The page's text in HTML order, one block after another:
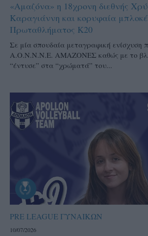
«Αμαζόνα» η 18χρονη διεθνής
Καραγιάννη και κορυφαία
Πρωταθλήματος Κ20
Σε μία σπουδαία μεταγραφική ενίσχυση
Α.Ο.Ν.Ν.Ν.Ε. ΑΜΑΖΟΝΕΣ καθώς με το
“έντυσε” στα “χρώματά” του...
PRE LEAGUE ΓΥΝΑΙΚΩΝ
10/07/2026